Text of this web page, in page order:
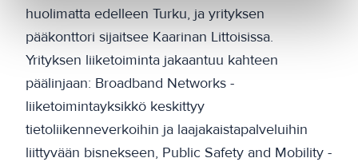
huolimatta edelleen Turku, ja yrityksen
pääkonttori sijaitsee Kaarinan Littoisissa.
Yrityksen liiketoiminta jakaantuu kahteen
päälinjaan: Broadband Networks -
liiketoimintayksikkö keskittyy
tietoliikenneverkoihin ja laajakaistapalveluihin
liittyvään bisnekseen, Public Safety and Mobility -